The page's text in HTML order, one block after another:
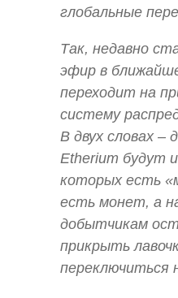
глобальные
Так, недавно
эфир в
переходит на
систему
В двух словах –
Etherium будут
которых есть
есть монет, а
добытчикам
прикрыть
переключиться